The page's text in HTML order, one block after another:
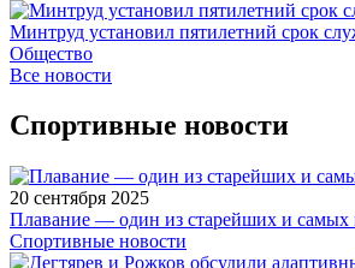
Минтруд установил пятилетний срок
Общество
Все новости
Спортивные новости
20 сентября 2025
Плавание — один из старейших и самых
Спортивные новости